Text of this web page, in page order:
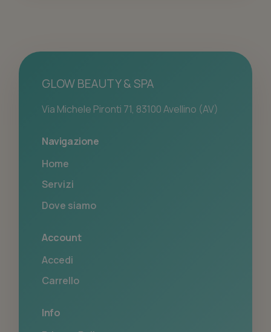
GLOW BEAUTY & SPA
Via Michele Pironti 71, 83100 Avellino (AV)
Navigazione
Home
Servizi
Dove siamo
Account
Accedi
Carrello
Info